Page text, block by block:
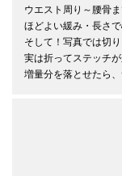
ウエスト周り～腰骨
ほどよい緩み・長さ
そして！写真では切
実は折ってステッチ
増量分を落とせたら